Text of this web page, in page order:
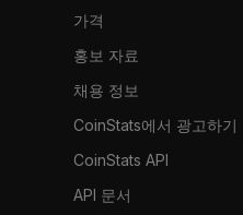
가격
홍보 자료
채용 정보
CoinStats에서 광고하기
CoinStats API
API 문서